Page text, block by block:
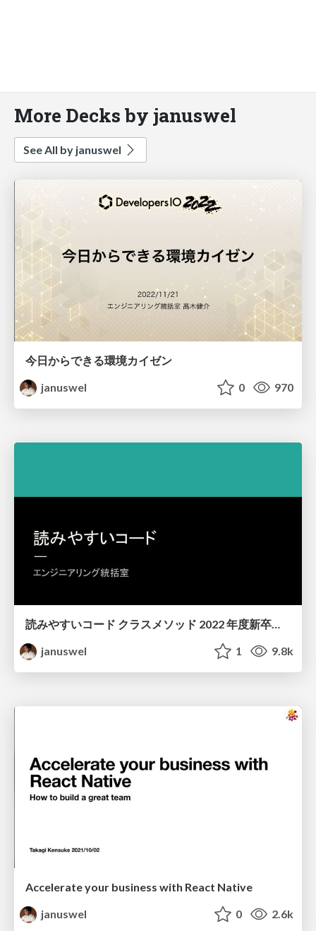
More Decks by januswel
See All by januswel
今日からできる環境カイゼン
januswel
0 970
januswel
1 9.8k
Accelerate your business with React Native
januswel
0 2.6k